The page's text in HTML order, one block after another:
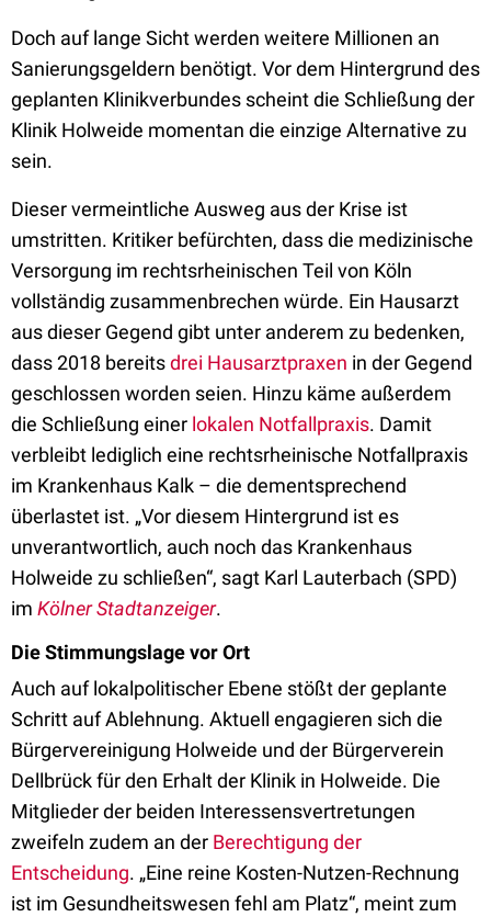
Doch auf lange Sicht werden weitere Millionen an
Sanierungsgeldern benötigt. Vor dem Hintergrund des
geplanten Klinikverbundes scheint die Schließung der
Klinik Holweide momentan die einzige Alternative zu
sein.
Dieser vermeintliche Ausweg aus der Krise ist
umstritten. Kritiker befürchten, dass die medizinische
Versorgung im rechtsrheinischen Teil von Köln
vollständig zusammenbrechen würde. Ein Hausarzt
aus dieser Gegend gibt unter anderem zu bedenken,
dass 2018 bereitsdrei Hausarztpraxen in der Gegend
geschlossen worden seien. Hinzu käme außerdem
die Schließung einer lokalen Notfallpraxis. Damit
verbleibt lediglich eine rechtsrheinische Notfallpraxis
im Krankenhaus Kalk – die dementsprechend
überlastet ist. „Vor diesem Hintergrund ist es
unverantwortlich, auch noch das Krankenhaus
Holweide zu schließen“, sagt Karl Lauterbach (SPD)
im Kölner Stadtanzeiger.
Die Stimmungslage vor Ort
Auch auf lokalpolitischer Ebene stößt der geplante
Schritt auf Ablehnung. Aktuell engagieren sich die
Bürgervereinigung Holweide und der Bürgerverein
Dellbrück für den Erhalt der Klinik in Holweide. Die
Mitglieder der beiden Interessensvertretungen
zweifeln zudem an der Berechtigung der
Entscheidung. „Eine reine Kosten-Nutzen-Rechnung
ist im Gesundheitswesen fehl am Platz“, meint zum